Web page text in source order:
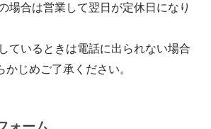
場合は営業して翌日が定休日になり
ているときは電話に出られない場合
じめご了承ください。